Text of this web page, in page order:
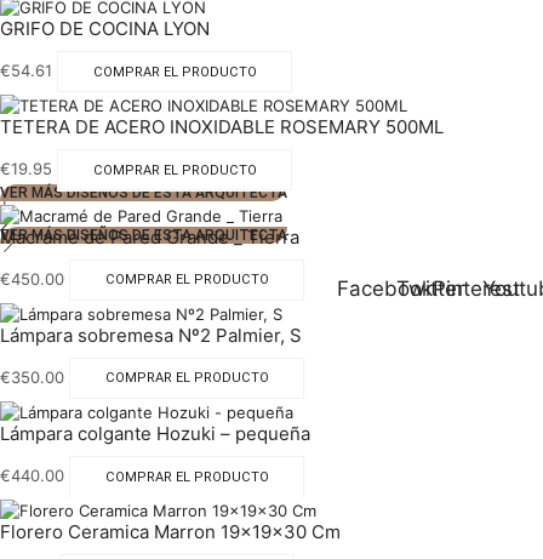
GRIFO DE COCINA LYON
€54.61 COMPRAR EL PRODUCTO
TETERA DE ACERO INOXIDABLE ROSEMARY 500ML
€19.95 COMPRAR EL PRODUCTO
1
2
FacebookTwitterPinterest
VER MÁS DISEÑOS DE ESTA ARQUITECTA
VER MÁS DISEÑOS DE ESTA ARQUITECTA
Macramé de Pared Grande _ Tierra
€450.00 COMPRAR EL PRODUCTO
Lámpara sobremesa Nº2 Palmier, S
€350.00 COMPRAR EL PRODUCTO
Lámpara colgante Hozuki – pequeña
€440.00 COMPRAR EL PRODUCTO
Florero Ceramica Marron 19x19x30 Cm